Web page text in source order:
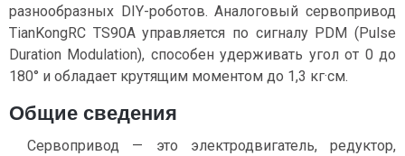
разнообразных DIY-роботов. Аналоговый сервопривод
TianKongRC TS90A управляется по сигналу PDM (Pulse
Duration Modulation), способен удерживать угол от 0 до
180° и обладает крутящим моментом до 1,3 кг·см.
Общие сведения
Сервопривод — это электродвигатель, редуктор,